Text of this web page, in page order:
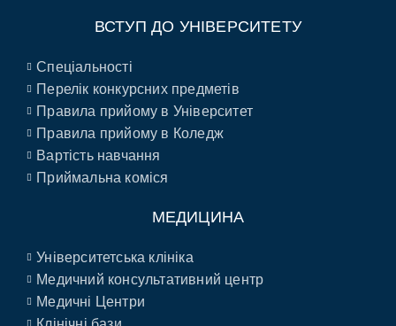
ВСТУП ДО УНІВЕРСИТЕТУ
Спеціальності
Перелік конкурсних предметів
Правила прийому в Університет
Правила прийому в Коледж
Вартість навчання
Приймальна коміся
МЕДИЦИНА
Університетська клініка
Медичний консультативний центр
Медичні Центри